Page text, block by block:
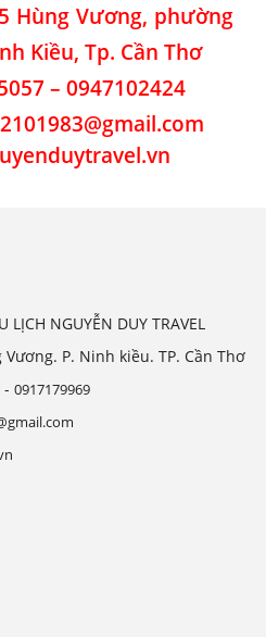
Hùng Vương, phường
Kiều, Tp. Cần Thơ
– 0947102424
LỊCH NGUYỄN DUY TRAVEL
P. Ninh kiều. TP. Cần Thơ
- 0917179969